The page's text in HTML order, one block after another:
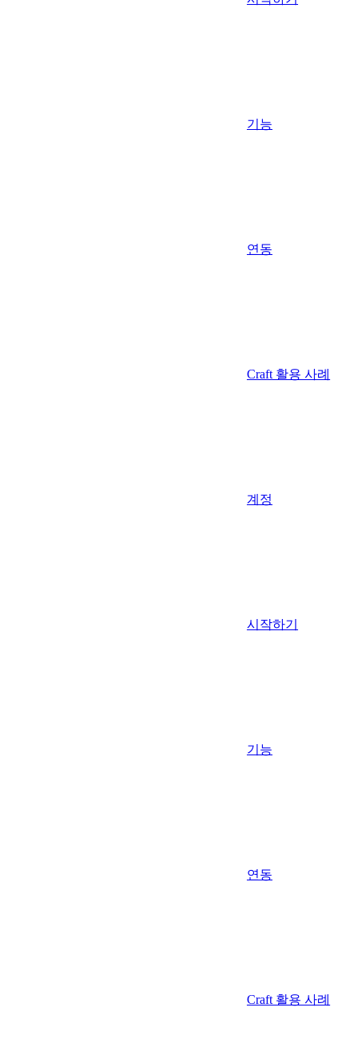
기능
연동
Craft 활용 사례
계정
시작하기
기능
연동
Craft 활용 사례